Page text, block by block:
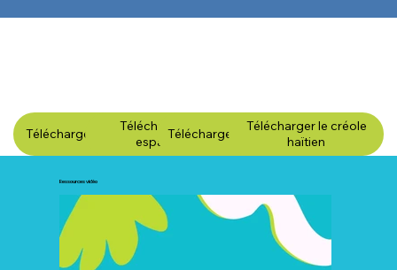
Télécharger en anglaisTélécharger en
espagnolTélécharger en françaisTélécharger le créole
haïtien
Ressources vidéo